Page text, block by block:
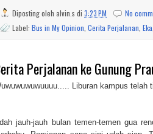
Diposting oleh alvin.s di 3:23 PM
No
Label: Bus in My Opinion Cerita Perjalanan Eka
Perjalanan ke Gunung
Liburan kampus telah
jauh-jauh bulan temen-temen gua